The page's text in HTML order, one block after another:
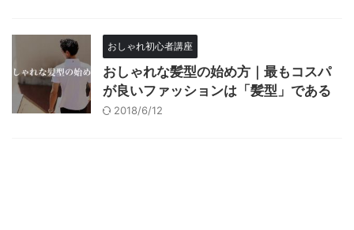
おしゃれ初心者講座
おしゃれな髪型の始め方｜最もコスパ
が良いファッションは「髪型」である
2018/6/12